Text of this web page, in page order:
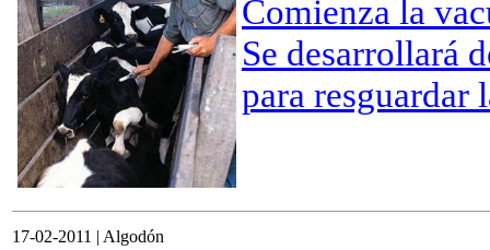
Comienza la
Se desarrollará
para resguardar
17-02-2011 | Algodón